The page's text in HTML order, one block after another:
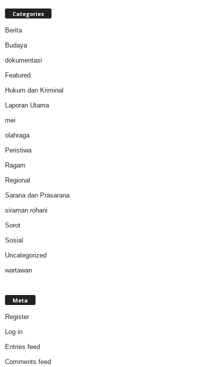
Categories
Berita
Budaya
dokumentasi
Featured
Hukum dan Kriminal
Laporan Utama
mei
olahraga
Peristiwa
Ragam
Regional
Sarana dan Prasarana
siraman rohani
Sorot
Sosial
Uncategorized
wartawan
Meta
Register
Log in
Entries feed
Comments feed